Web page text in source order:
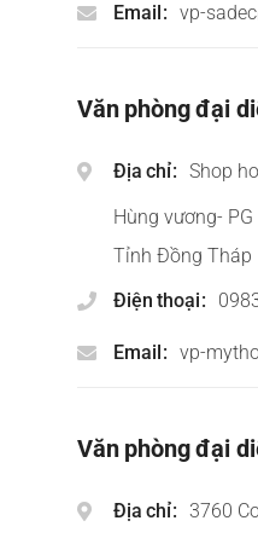
Email vp-
Văn phòng đại
Địa chỉ
Shop
Hùng vương-
Tỉnh Đồng Tháp
Điện thoại
Email vp-
Văn phòng đại
Địa chỉ 3760